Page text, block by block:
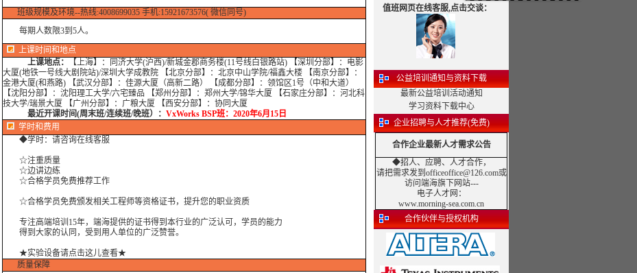
值班网页在线客服,点击交谈：
公益培训通知与资料下载
最新公益培训活动通知
学习资料下载中心
企业招聘与人才推荐(免费)
合作企业最新人才需求公告
◆招人、应聘、人才合作，
请把需求发到officeoffice@126.com或
访问端海旗下网站---
电子人才网 ：
www.morning-sea.com.cn
合作伙伴与授权机构
班级规模及环境--热线:4008699035 手机:15921673576( 微信同号)
每期人数限3到5人。
上课时间和地点
上课地点：
【上海】：同济大学(沪西)/新城金郡商务楼(11号线白银路站) 【深圳分部】：电影
大厦(地铁一号线大剧院站)/深圳大学成教院 【北京分部】：北京中山学院/福鑫大楼 【南京分部】：
金港大厦(和燕路) 【武汉分部】：佳源大厦（高新二路） 【成都分部】：领馆区1号（中和大道）
【沈阳分部】：沈阳理工大学/六宅臻品 【郑州分部】：郑州大学/锦华大厦 【石家庄分部】：河北科
技大学/瑞景大厦 【广州分部】：广粮大厦 【西安分部】：协同大厦
最近开课时间(周末班/连续班/晚班）： VxWorks BSP班：2020年6月15日
学时和费用
◆学时： 请咨询在线客服
☆注重质量
☆边讲边练
☆合格学员免费推荐工作
☆合格学员免费颁发相关工程师等资格证书，提升您的职业资质
专注高端培训15年，端海提供的证书得到本行业的广泛认可，学员的能力
得到大家的认同，受到用人单位的广泛赞誉。
★实验设备请点击这儿查看★
质量保障